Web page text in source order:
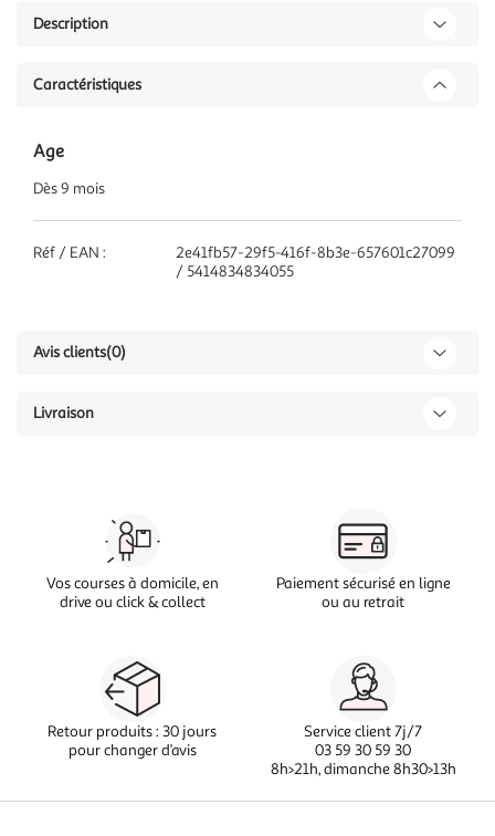
Description
Caractéristiques
Age
Dès 9 mois
Réf / EAN :
2e41fb57-29f5-416f-8b3e-657601c27099
/ 5414834834055
Avis clients(0)
Livraison
Vos courses à domicile, en
drive ou click & collect
Paiement sécurisé en ligne
ou au retrait
Retour produits : 30 jours
pour changer d’avis
Service client 7j/7
03 59 30 59 30
8h>21h, dimanche 8h30>13h